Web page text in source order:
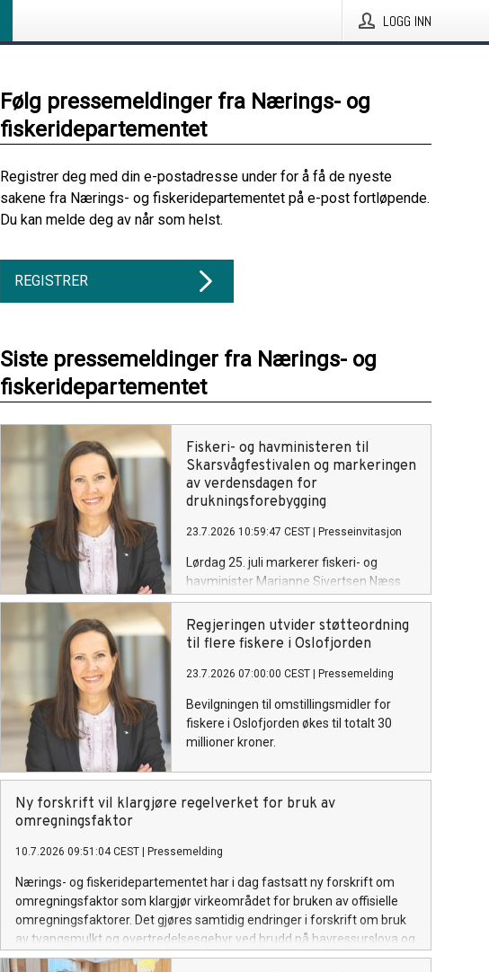
LOGG INN
Følg pressemeldinger fra Nærings- og
fiskeridepartementet
Registrer deg med din e-postadresse under for å få de nyeste
sakene fra Nærings- og fiskeridepartementet på e-post fortløpende.
Du kan melde deg av når som helst.
REGISTRER
Siste pressemeldinger fra Nærings- og
fiskeridepartementet
Fiskeri- og havministeren til
Skarsvågfestivalen og markeringen
av verdensdagen for
drukningsforebygging
23.7.2026 10:59:47 CEST Presseinvitasjon
Lørdag 25. juli markerer fiskeri- og
havminister Marianne Sivertsen Næss
FNs verdensdag for forebygging av
drukning i Skarsvåg, verdens nordligste
fiskevær.
Regjeringen utvider støtteordning
til flere fiskere i Oslofjorden
23.7.2026 07:00:00 CEST Pressemelding
Bevilgningen til omstillingsmidler for
fiskere i Oslofjorden økes til totalt 30
millioner kroner.
Ny forskrift vil klargjøre regelverket for bruk av
omregningsfaktor
10.7.2026 09:51:04 CEST Pressemelding
Nærings- og fiskeridepartementet har i dag fastsatt ny forskrift om
omregningsfaktor som klargjør virkeområdet for bruken av offisielle
omregningsfaktorer. Det gjøres samtidig endringer i forskrift om bruk
av tvangsmulkt og overtredelsesgebyr ved brudd på havressurslova og
deltakerloven, i tråd med sanksjonsreglene i den nye forskriften.